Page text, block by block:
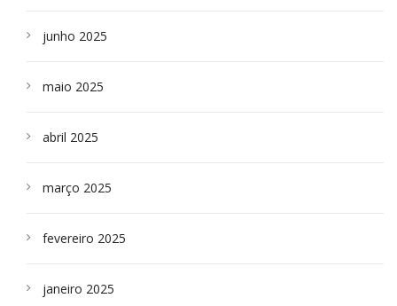
junho 2025
maio 2025
abril 2025
março 2025
fevereiro 2025
janeiro 2025